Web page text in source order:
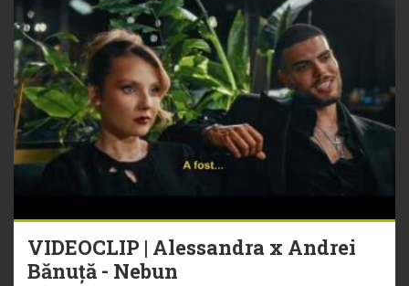
VIDEOCLIP | Alessandra x Andrei
Bănuță - Nebun